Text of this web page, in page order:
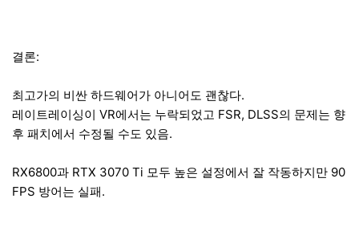
결론:
최고가의 비싼 하드웨어가 아니어도 괜찮다.
레이트레이싱이 VR에서는 누락되었고 FSR, DLSS의 문제는 향
후 패치에서 수정될 수도 있음.
RX6800과 RTX 3070 Ti 모두 높은 설정에서 잘 작동하지만 90
FPS 방어는 실패.